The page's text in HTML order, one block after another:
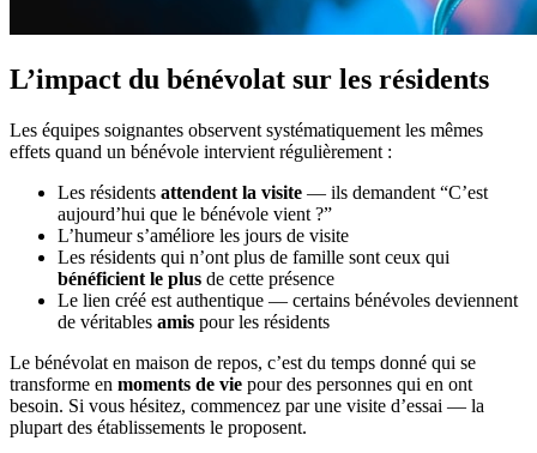
L’impact du bénévolat sur les résidents
Les équipes soignantes observent systématiquement les mêmes
effets quand un bénévole intervient régulièrement :
Les résidents attendent la visite — ils demandent “C’est
aujourd’hui que le bénévole vient ?”
L’humeur s’améliore les jours de visite
Les résidents qui n’ont plus de famille sont ceux qui
bénéficient le plus de cette présence
Le lien créé est authentique — certains bénévoles deviennent
de véritables amis pour les résidents
Le bénévolat en maison de repos, c’est du temps donné qui se
transforme en moments de vie pour des personnes qui en ont
besoin. Si vous hésitez, commencez par une visite d’essai — la
plupart des établissements le proposent.